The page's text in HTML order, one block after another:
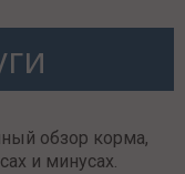
обзор корма,
и минусах.